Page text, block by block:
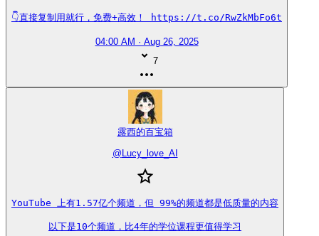
👇直接复制用就行，免费+高效！ https://t.co/RwZkMbFo6t
04:00 AM · Aug 26, 2025
7
露西的百宝箱
@ Lucy_love_AI
YouTube 上有1.57亿个频道，但 99%的频道都是低质量的内容
以下是10个频道，比4年的学位课程更值得学习